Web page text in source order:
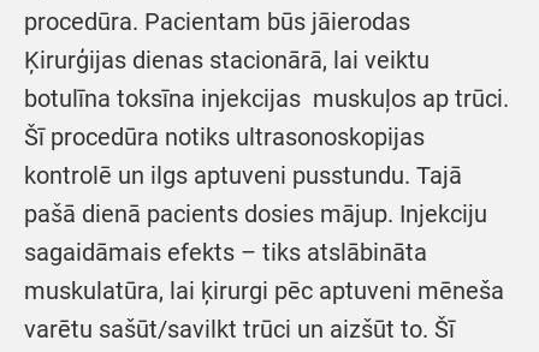
procedūra. Pacientam būs jāierodas
Ķirurģijas dienas stacionārā, lai veiktu
botulīna toksīna injekcijas muskuļos ap trūci.
Šī procedūra notiks ultrasonoskopijas
kontrolē un ilgs aptuveni pusstundu. Tajā
pašā dienā pacients dosies mājup. Injekciju
sagaidāmais efekts – tiks atslābināta
muskulatūra, lai ķirurgi pēc aptuveni mēneša
varētu sašūt/savilkt trūci un aizšūt to. Šī